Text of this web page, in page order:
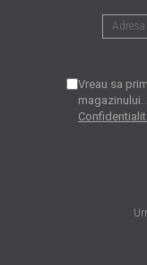
Vreau sa
magazinului.